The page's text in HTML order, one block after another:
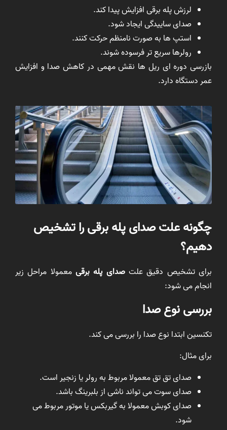
لرزش پله برقی افزایش پیدا کند.
صدای ساییدگی ایجاد شود.
استپ ها به صورت نامنظم حرکت کنند.
رولرها سریع تر فرسوده شوند.
بازرسی دوره ای ریل ها نقش مهمی در کاهش صدا و افزایش
عمر دستگاه دارد.
چگونه علت صدای پله برقی را تشخیص
دهیم؟
برای تشخیص دقیق علتصدای پله برقی معمولا مراحل زیر
انجام می شود:
بررسی نوع صدا
تکنسین ابتدا نوع صدا را بررسی می کند.
برای مثال:
صدای تق تق معمولا مربوط به رولر یا زنجیر است.
صدای سوت می تواند ناشی از بلبرینگ باشد.
صدای کوبش معمولا به گیربکس یا موتور مربوط می
شود.